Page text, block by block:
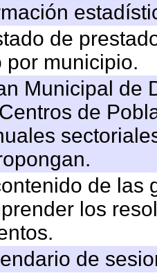
de
por municipio.
Municipal de
de
de las
los
de